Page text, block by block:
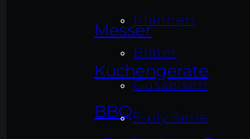
Messer
Küchengeräte
BBQ
Pfannen
Bräter
Gusseisen
5-ply Serie